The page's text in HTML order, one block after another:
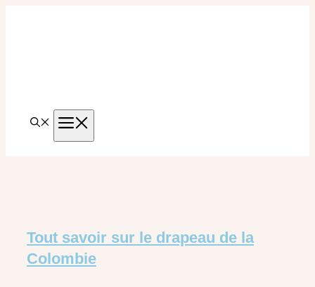
Tout savoir sur le drapeau de la
Colombie